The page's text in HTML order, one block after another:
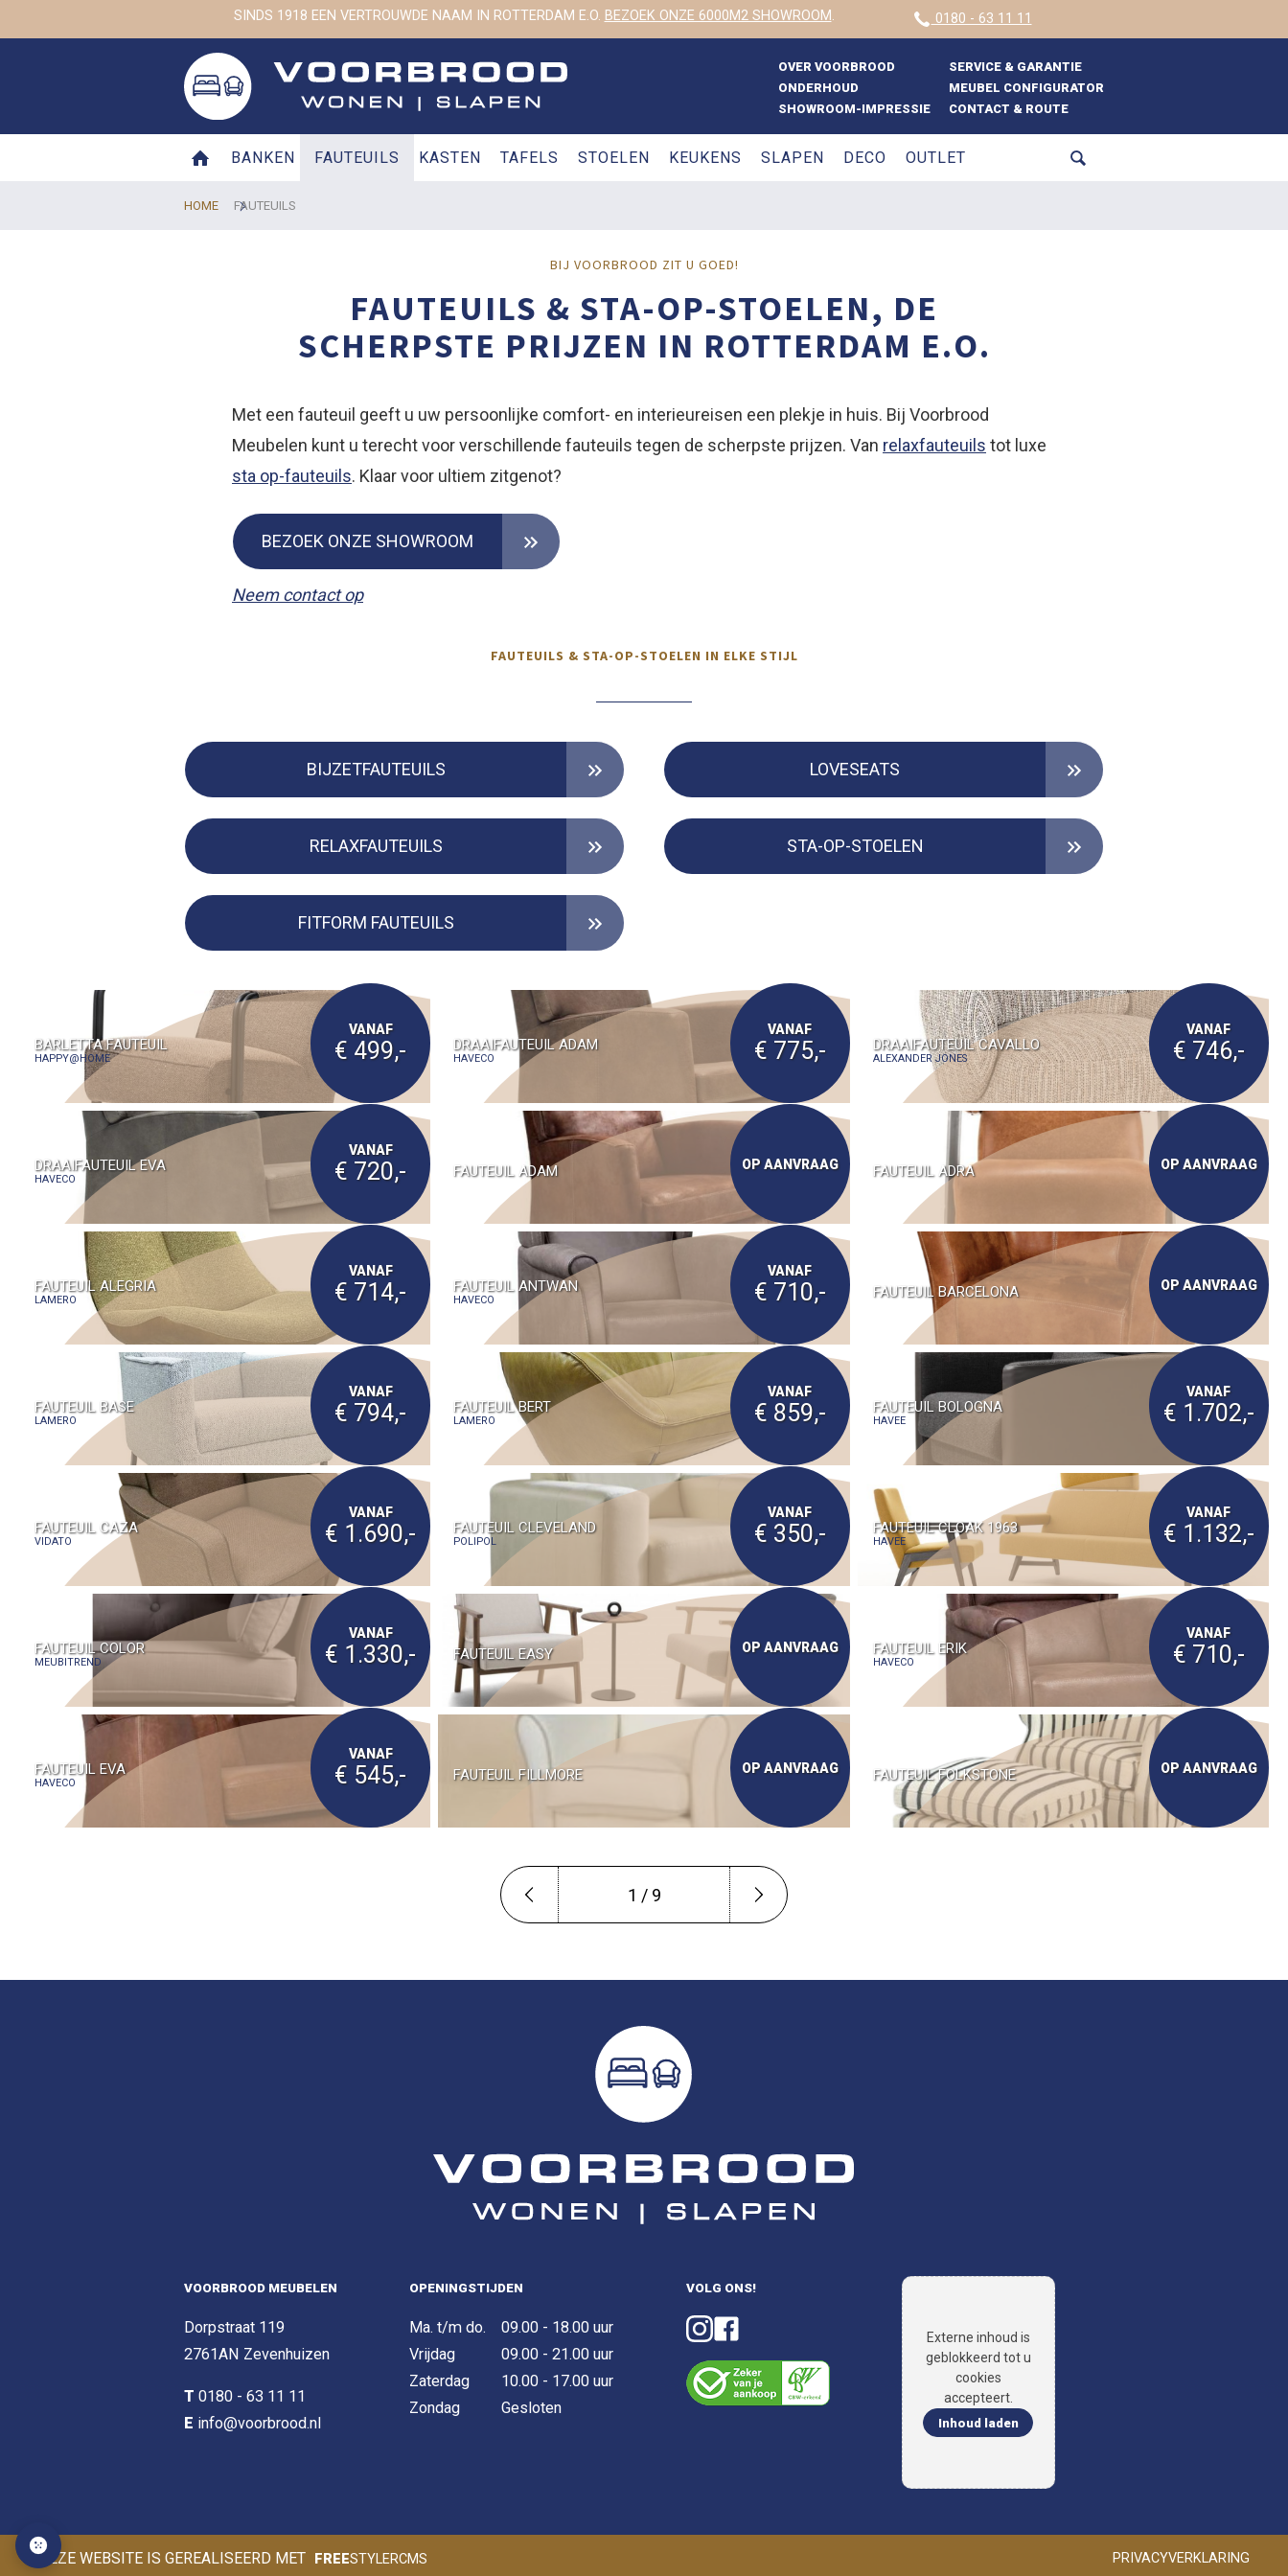
SINDS 1918 EEN VERTROUWDE NAAM IN ROTTERDAM E.O. BEZOEK ONZE 6000M2 SHOWROOM. 0180 - 63 11 11
OVER VOORBROOD
SERVICE & GARANTIE
ONDERHOUD
MEUBEL CONFIGURATOR
SHOWROOM-IMPRESSIE
CONTACT & ROUTE
BANKEN FAUTEUILS KASTEN TAFELS STOELEN KEUKENS SLAPEN DECO OUTLET
HOME FAUTEUILS
FAUTEUILS & STA-OP-STOELEN, DE
SCHERPSTE PRIJZEN IN ROTTERDAM E.O.
BIJ VOORBROOD ZIT U GOED!
Met een fauteuil geeft u uw persoonlijke comfort- en interieureisen een plekje in huis. Bij Voorbrood
Meubelen kunt u terecht voor verschillende fauteuils tegen de scherpste prijzen. Van relaxfauteuils tot luxe
sta op-fauteuils. Klaar voor ultiem zitgenot?
BEZOEK ONZE SHOWROOM
Neem contact op
FAUTEUILS & STA-OP-STOELEN IN ELKE STIJL
BIJZETFAUTEUILS LOVESEATS
RELAXFAUTEUILS STA-OP-STOELEN
FITFORM FAUTEUILS
BARLETTA FAUTEUIL
HAPPY@HOME
VANAF
€ 499,- DRAAIFAUTEUIL ADAM
HAVECO
VANAF
€ 775,- DRAAIFAUTEUIL CAVALLO
ALEXANDER JONES
VANAF
€ 746,-
DRAAIFAUTEUIL EVA
HAVECO
VANAF
€ 720,- FAUTEUIL ADAM OP AANVRAAG FAUTEUIL ADRA OP AANVRAAG
FAUTEUIL ALEGRIA
LAMERO
VANAF
€ 714,- FAUTEUIL ANTWAN
HAVECO
VANAF
€ 710,- FAUTEUIL BARCELONA OP AANVRAAG
FAUTEUIL BASE
LAMERO
VANAF
€ 794,- FAUTEUIL BERT
LAMERO
VANAF
€ 859,- FAUTEUIL BOLOGNA
HAVEE
VANAF
€ 1.702,-
FAUTEUIL CAZA
VIDATO
VANAF
€ 1.690,- FAUTEUIL CLEVELAND
POLIPOL
VANAF
€ 350,- FAUTEUIL CLOAK 1963
HAVEE
VANAF
€ 1.132,-
FAUTEUIL COLOR
MEUBITREND
VANAF
€ 1.330,- FAUTEUIL EASY OP AANVRAAG FAUTEUIL ERIK
HAVECO
VANAF
€ 710,-
FAUTEUIL EVA
HAVECO
VANAF
€ 545,- FAUTEUIL FILLMORE OP AANVRAAG FAUTEUIL FOLKSTONE OP AANVRAAG
1 / 9
VOORBROOD MEUBELEN
Dorpstraat 119
2761AN Zevenhuizen
T 0180 - 63 11 11
E info@voorbrood.nl
OPENINGSTIJDEN
Ma. t/m do.
09.00 - 18.00 uur
Vrijdag
09.00 - 21.00 uur
Zaterdag
10.00 - 17.00 uur
Zondag
Gesloten
VOLG ONS!
Externe inhoud is
geblokkeerd tot u
cookies
accepteert.
Inhoud laden
PRIVACYVERKLARING
DEZE WEBSITE IS GEREALISEERD MET FREESTYLERCMS